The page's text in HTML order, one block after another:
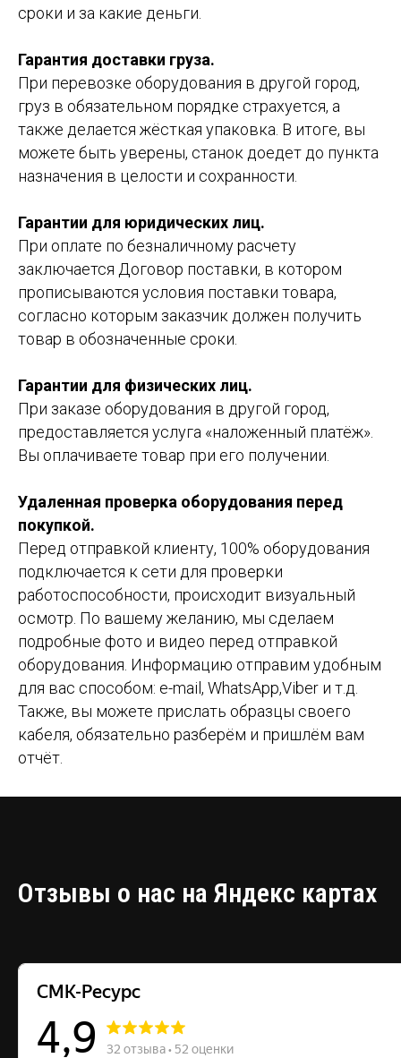
сроки и за какие деньги.
Гарантия доставки груза.
При перевозке оборудования в другой город,
груз в обязательном порядке страхуется, а
также делается жёсткая упаковка. В итоге, вы
можете быть уверены, станок доедет до пункта
назначения в целости и сохранности.
Гарантии для юридических лиц.
При оплате по безналичному расчету
заключается Договор поставки, в котором
прописываются условия поставки товара,
согласно которым заказчик должен получить
товар в обозначенные сроки.
Гарантии для физических лиц.
При заказе оборудования в другой город,
предоставляется услуга «наложенный платёж».
Вы оплачиваете товар при его получении.
Удаленная проверка оборудования перед
покупкой.
Перед отправкой клиенту, 100% оборудования
подключается к сети для проверки
работоспособности, происходит визуальный
осмотр. По вашему желанию, мы сделаем
подробные фото и видео перед отправкой
оборудования. Информацию отправим удобным
для вас способом: e-mail, WhatsApp,Viber и т.д.
Также, вы можете прислать образцы своего
кабеля, обязательно разберём и пришлём вам
отчёт.
Отзывы о нас на Яндекс картах